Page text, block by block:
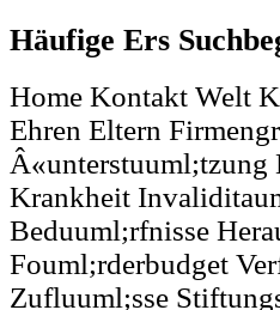
Häufige Ers
Home Kontakt Welt
Ehren Eltern
Â«unterstuuml;tzung
Krankheit
Beduuml;rfnisse
Fouml;rderbudget
Zufluuml;sse